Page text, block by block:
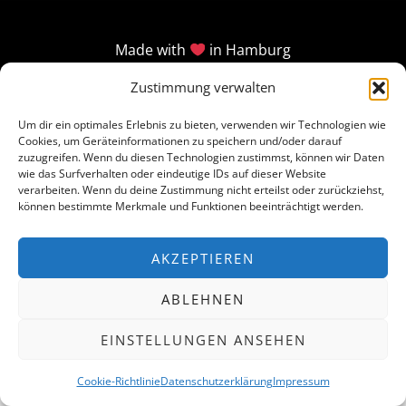
Zustimmung verwalten
Um dir ein optimales Erlebnis zu bieten, verwenden wir Technologien wie
Cookies, um Geräteinformationen zu speichern und/oder darauf
zuzugreifen. Wenn du diesen Technologien zustimmst, können wir Daten
wie das Surfverhalten oder eindeutige IDs auf dieser Website
verarbeiten. Wenn du deine Zustimmung nicht erteilst oder zurückziehst,
können bestimmte Merkmale und Funktionen beeinträchtigt werden.
AKZEPTIEREN
ABLEHNEN
EINSTELLUNGEN ANSEHEN
Cookie-RichtlinieDatenschutzerklärungImpressum
Made with in Hamburg